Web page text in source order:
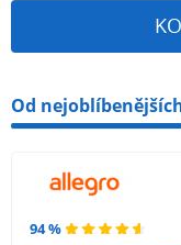
Od
94 %